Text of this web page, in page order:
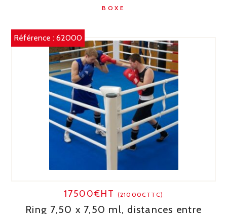
BOXE
Référence :62000
17500€HT (21000€TTC)
Ring 7,50 x 7,50 ml, distances entre